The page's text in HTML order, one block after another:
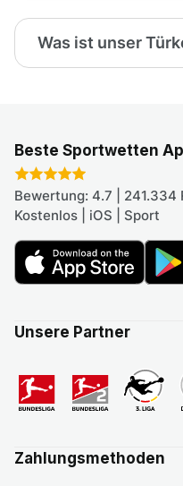
Was ist unser
Beste Sportwetten
Bewertung: 4.7 | 241.334
Kostenlos | iOS | Sport
Unsere Partner
Zahlungsmethoden